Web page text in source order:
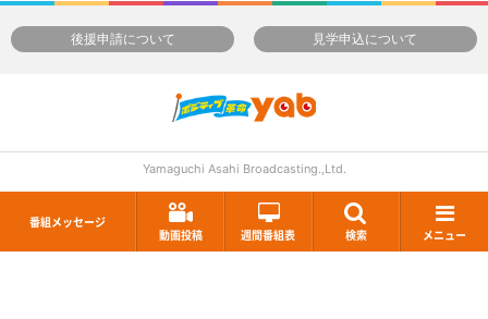
番組メッセージ
動画投稿
週間番組表 検索 メニュー
後援申請について 見学申込について
Yamaguchi Asahi Broadcasting.,Ltd.